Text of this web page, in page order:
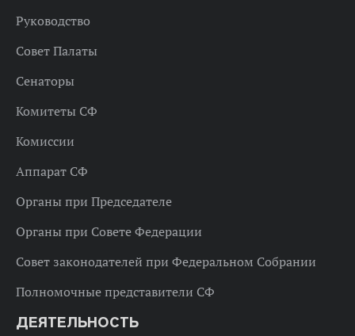
Руководство
Совет Палаты
Сенаторы
Комитеты СФ
Комиссии
Аппарат СФ
Органы при Председателе
Органы при Совете Федерации
Совет законодателей при Федеральном Собрании
Полномочные представители СФ
ДЕЯТЕЛЬНОСТЬ